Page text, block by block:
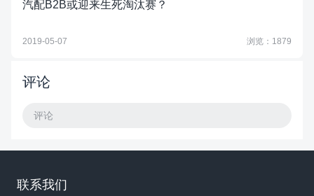
汽配B2B或迎来生死淘汰赛？
2019-05-07 浏览：1879
评论
评论
联系我们